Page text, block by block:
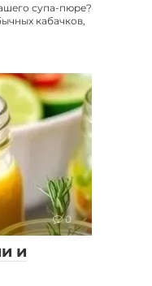
супа-пюре?
кабачков,
0
и